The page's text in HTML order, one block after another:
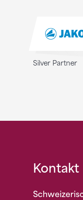
Silver Partner
Kontakt